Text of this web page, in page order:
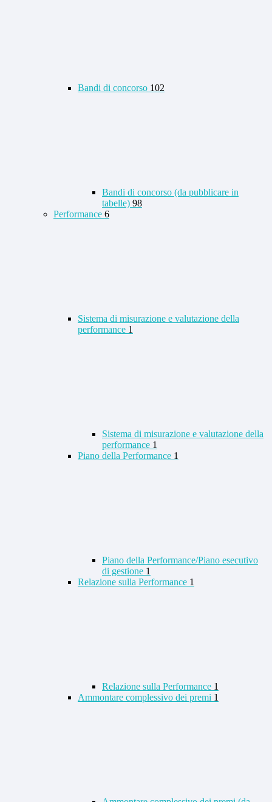
Bandi di concorso 102
Bandi di concorso (da pubblicare in
tabelle) 98
Performance 6
Sistema di misurazione e valutazione della
performance 1
Sistema di misurazione e valutazione della
performance 1
Piano della Performance 1
Piano della Performance/Piano esecutivo
di gestione 1
Relazione sulla Performance 1
Relazione sulla Performance 1
Ammontare complessivo dei premi 1